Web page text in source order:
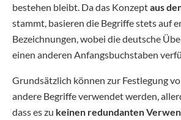
bestehen bleibt. Da das Konzeptaus
stammt, basieren die Begriffe stets auf
Bezeichnungen, wobei die deutsche
einen anderen Anfangsbuchstaben
Grundsätzlich können zur Festlegung
andere Begriffe verwendet werden,
dass es zu keinen redundanten